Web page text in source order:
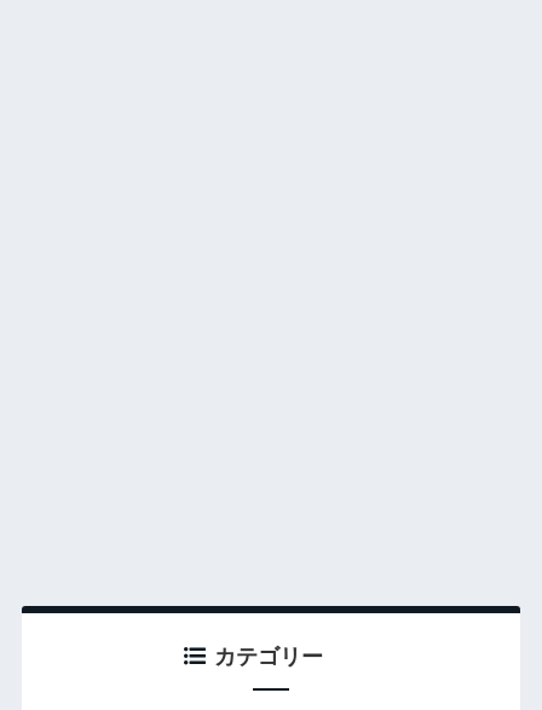
カテゴリー